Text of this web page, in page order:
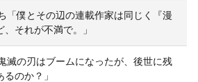
「僕とその辺の連載作家は同じく『漫
それが不満で。」
滅の刃はブームになったが、後世に残
のか？」